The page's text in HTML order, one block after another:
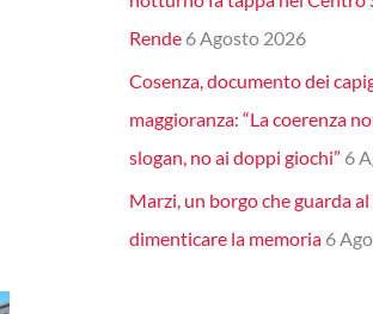
Rende 6 Agosto 2026
Cosenza, documento dei
maggioranza: “La coerenza
slogan, no ai doppi giochi” 6
Marzi, un borgo che guarda
dimenticare la memoria 6